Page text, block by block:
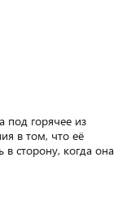
под горячее из
в том, что её
в сторону, когда она